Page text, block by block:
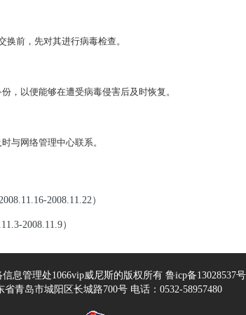
换前，先对其进行病毒检查。
，以便能够在遭受病毒侵害后及时恢复。
与网络管理中心联系。
2008.11.22）
2008.11.9）
息管理处1066vip威尼斯的版权所有 鲁icp备13028537
省青岛市城阳区长城路700号 电话：0532-58957480